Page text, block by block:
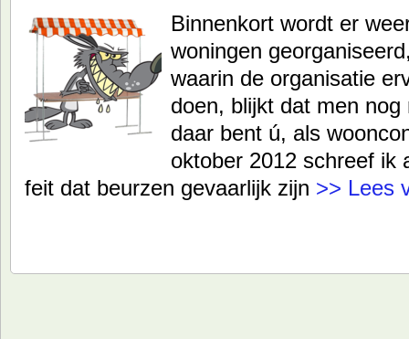
Binnenkort wordt er
woningen
waarin de organisatie
doen, blijkt dat men
daar bent ú, als
oktober 2012 schreef ik
feit dat beurzen gevaarlijk zijn >> Lees